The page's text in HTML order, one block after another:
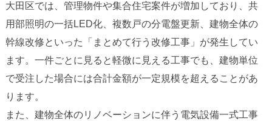
大田区では、管理物件や集合住宅案件が増加しており、共
用部照明の一括LED化、複数戸の分電盤更新、建物全体の
幹線改修といった「まとめて行う改修工事」が発生してい
ます。一件ごとに見ると軽微に見える工事でも、建物単位
で受注した場合には合計金額が一定規模を超えることがあ
ります。
また、建物全体のリノベーションに伴う電気設備一式工事